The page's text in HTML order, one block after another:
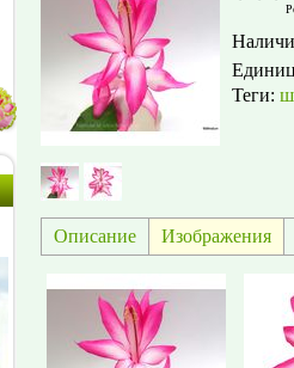
Теги:
Описание Изображения